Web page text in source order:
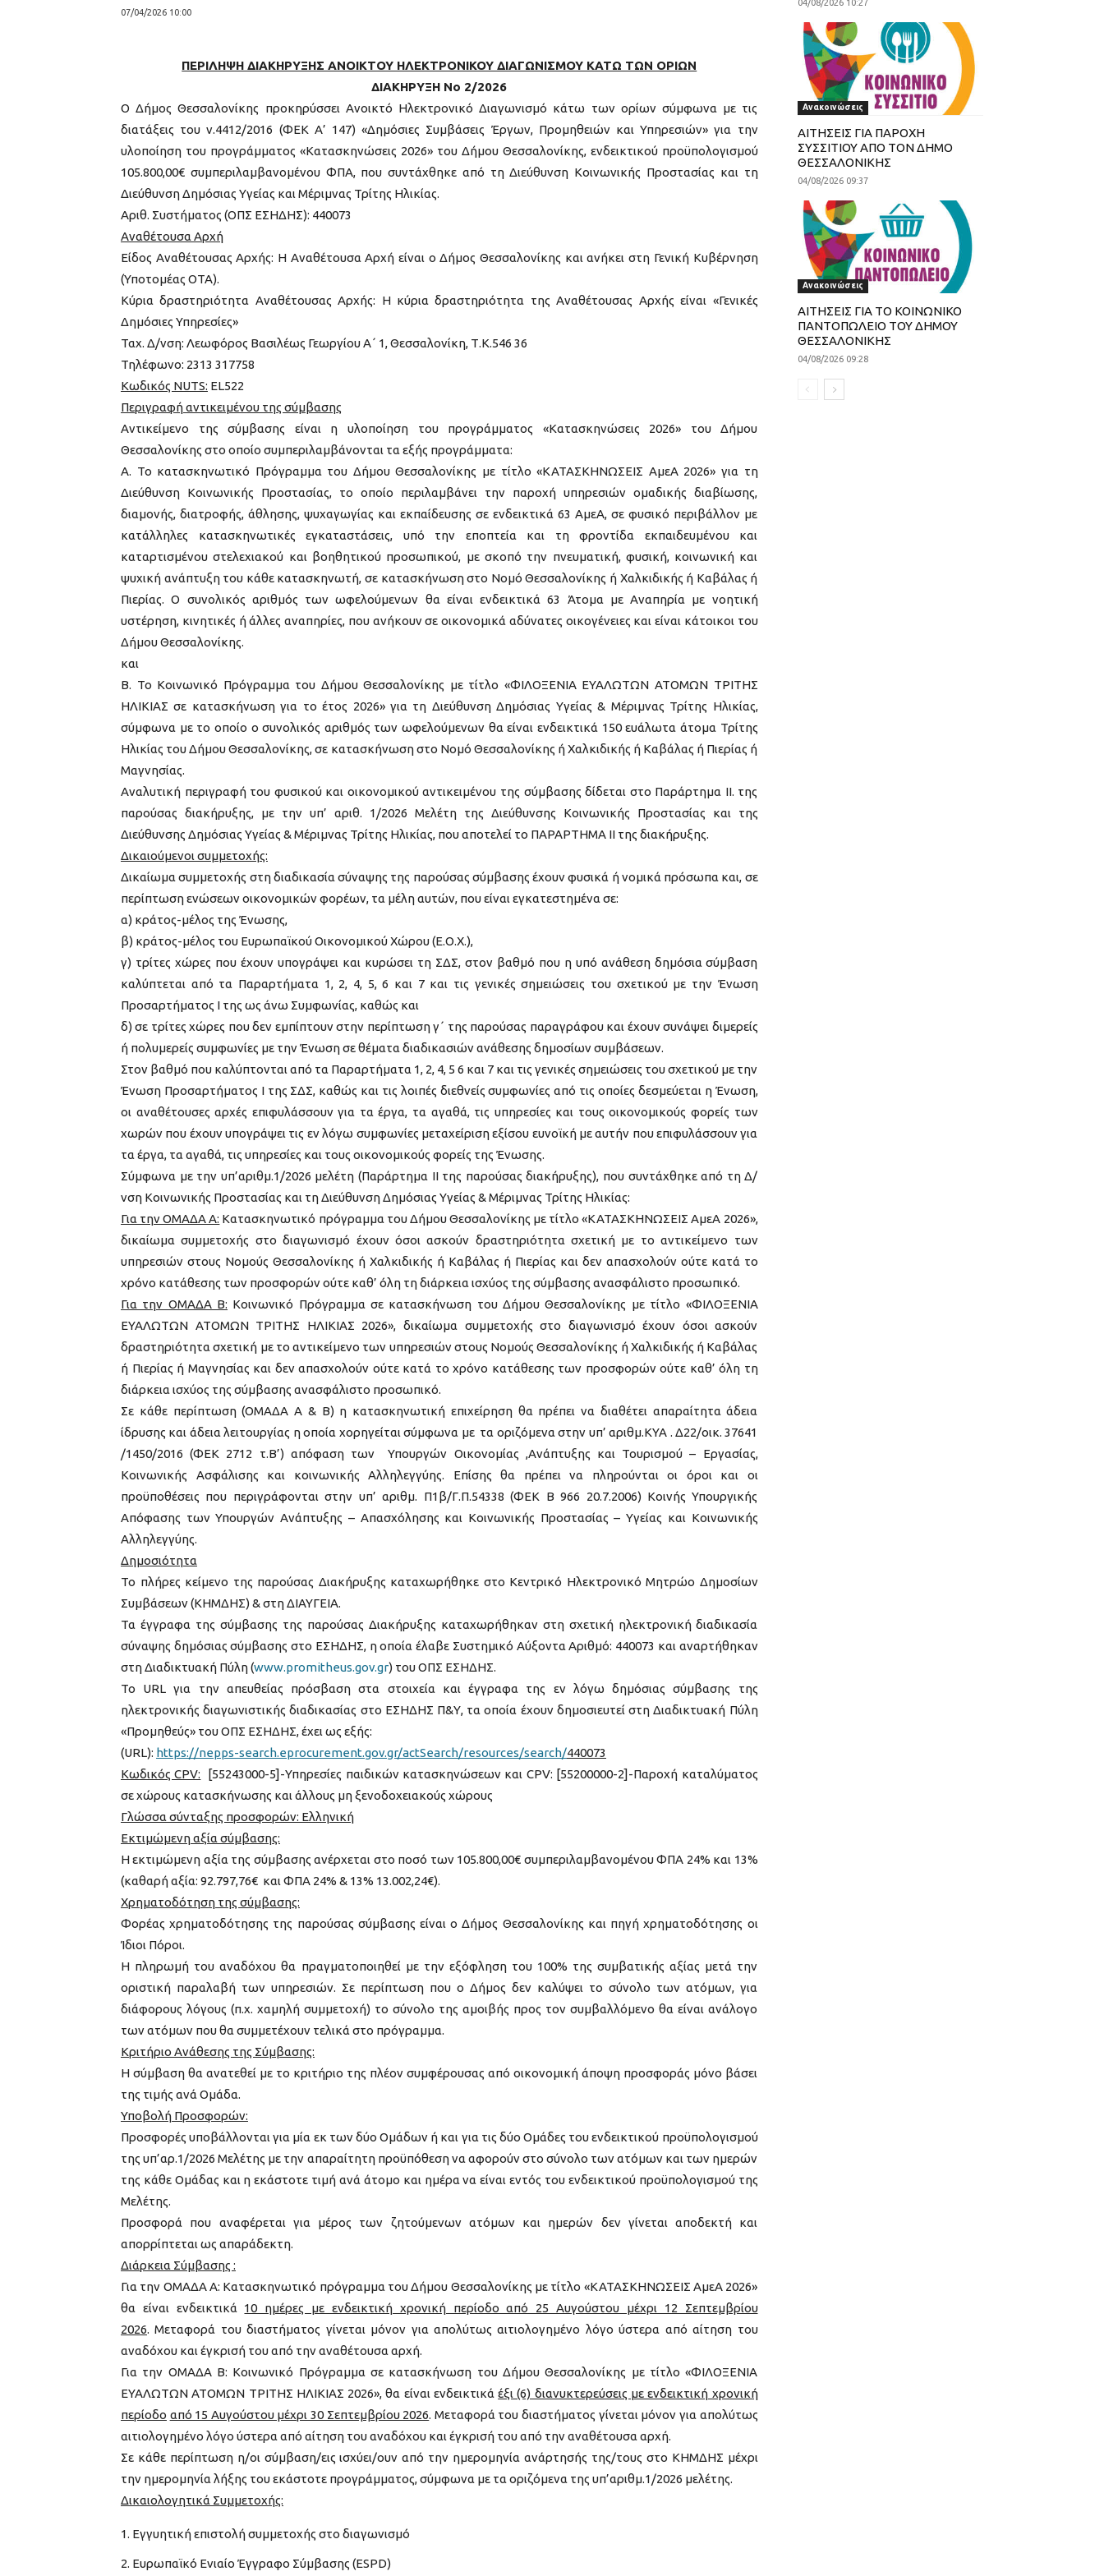
07/04/2026 10:00
ΠΕΡΙΛΗΨΗ ΔΙΑΚΗΡΥΞΗΣ ΑΝΟΙΚΤΟΥ ΗΛΕΚΤΡΟΝΙΚΟΥ ΔΙΑΓΩΝΙΣΜΟΥ KATΩ ΤΩΝ ΟΡΙΩΝ
ΔΙΑΚΗΡΥΞΗ Νο 2/2026
Ο Δήμος Θεσσαλονίκης προκηρύσσει Ανοικτό Ηλεκτρονικό Διαγωνισμό κάτω των ορίων σύμφωνα με τις
διατάξεις του ν.4412/2016 (ΦΕΚ Α’ 147) «Δημόσιες Συμβάσεις Έργων, Προμηθειών και Υπηρεσιών» για την
υλοποίηση του προγράμματος «Κατασκηνώσεις 2026» του Δήμου Θεσσαλονίκης, ενδεικτικού προϋπολογισμού
105.800,00€ συμπεριλαμβανομένου ΦΠΑ, που συντάχθηκε από τη Διεύθυνση Κοινωνικής Προστασίας και τη
Διεύθυνση Δημόσιας Υγείας και Μέριμνας Τρίτης Ηλικίας.
Αριθ. Συστήματος (ΟΠΣ ΕΣΗΔΗΣ): 440073
Αναθέτουσα Αρχή
Είδος Αναθέτουσας Αρχής: Η Αναθέτουσα Αρχή είναι ο Δήμος Θεσσαλονίκης και ανήκει στη Γενική Κυβέρνηση
(Υποτομέας ΟΤΑ).
Κύρια δραστηριότητα Αναθέτουσας Αρχής: Η κύρια δραστηριότητα της Αναθέτουσας Αρχής είναι «Γενικές
Δημόσιες Υπηρεσίες»
Ταχ. Δ/νση: Λεωφόρος Βασιλέως Γεωργίου Α΄ 1, Θεσσαλονίκη, Τ.Κ.546 36
Τηλέφωνο: 2313 317758
Κωδικός NUTS: EL522
Περιγραφή αντικειμένου της σύμβασης
Αντικείμενο της σύμβασης είναι η υλοποίηση του προγράμματος «Κατασκηνώσεις 2026» του Δήμου
Θεσσαλονίκης στο οποίο συμπεριλαμβάνονται τα εξής προγράμματα:
Α. Το κατασκηνωτικό Πρόγραμμα του Δήμου Θεσσαλονίκης με τίτλο «ΚΑΤΑΣΚΗΝΩΣΕΙΣ ΑμεΑ 2026» για τη
Διεύθυνση Κοινωνικής Προστασίας, το οποίο περιλαμβάνει την παροχή υπηρεσιών ομαδικής διαβίωσης,
διαμονής, διατροφής, άθλησης, ψυχαγωγίας και εκπαίδευσης σε ενδεικτικά 63 ΑμεΑ, σε φυσικό περιβάλλον με
κατάλληλες κατασκηνωτικές εγκαταστάσεις, υπό την εποπτεία και τη φροντίδα εκπαιδευμένου και
καταρτισμένου στελεχιακού και βοηθητικού προσωπικού, με σκοπό την πνευματική, φυσική, κοινωνική και
ψυχική ανάπτυξη του κάθε κατασκηνωτή, σε κατασκήνωση στο Νομό Θεσσαλονίκης ή Χαλκιδικής ή Καβάλας ή
Πιερίας. Ο συνολικός αριθμός των ωφελούμενων θα είναι ενδεικτικά 63 Άτομα με Αναπηρία με νοητική
υστέρηση, κινητικές ή άλλες αναπηρίες, που ανήκουν σε οικονομικά αδύνατες οικογένειες και είναι κάτοικοι του
Δήμου Θεσσαλονίκης.
και
Β. Το Κοινωνικό Πρόγραμμα του Δήμου Θεσσαλονίκης με τίτλο «ΦΙΛΟΞΕΝΙΑ ΕΥΑΛΩΤΩΝ ΑΤΟΜΩΝ ΤΡΙΤΗΣ
ΗΛΙΚΙΑΣ σε κατασκήνωση για το έτος 2026» για τη Διεύθυνση Δημόσιας Υγείας & Μέριμνας Τρίτης Ηλικίας,
σύμφωνα με το οποίο ο συνολικός αριθμός των ωφελούμενων θα είναι ενδεικτικά 150 ευάλωτα άτομα Τρίτης
Ηλικίας του Δήμου Θεσσαλονίκης, σε κατασκήνωση στο Νομό Θεσσαλονίκης ή Χαλκιδικής ή Καβάλας ή Πιερίας ή
Μαγνησίας.
Αναλυτική περιγραφή του φυσικού και οικονομικού αντικειμένου της σύμβασης δίδεται στο Παράρτημα ΙΙ. της
παρούσας διακήρυξης, με την υπ’ αριθ. 1/2026 Μελέτη της Διεύθυνσης Κοινωνικής Προστασίας και της
Διεύθυνσης Δημόσιας Υγείας & Μέριμνας Τρίτης Ηλικίας, που αποτελεί το ΠΑΡΑΡΤΗΜΑ ΙΙ της διακήρυξης.
Δικαιούμενοι συμμετοχής:
Δικαίωμα συμμετοχής στη διαδικασία σύναψης της παρούσας σύμβασης έχουν φυσικά ή νομικά πρόσωπα και, σε
περίπτωση ενώσεων οικονομικών φορέων, τα μέλη αυτών, που είναι εγκατεστημένα σε:
α) κράτος-μέλος της Ένωσης,
β) κράτος-μέλος του Ευρωπαϊκού Οικονομικού Χώρου (Ε.Ο.Χ.),
γ) τρίτες χώρες που έχουν υπογράψει και κυρώσει τη ΣΔΣ, στον βαθμό που η υπό ανάθεση δημόσια σύμβαση
καλύπτεται από τα Παραρτήματα 1, 2, 4, 5, 6 και 7 και τις γενικές σημειώσεις του σχετικού με την Ένωση
Προσαρτήματος I της ως άνω Συμφωνίας, καθώς και
δ) σε τρίτες χώρες που δεν εμπίπτουν στην περίπτωση γ΄ της παρούσας παραγράφου και έχουν συνάψει διμερείς
ή πολυμερείς συμφωνίες με την Ένωση σε θέματα διαδικασιών ανάθεσης δημοσίων συμβάσεων.
Στον βαθμό που καλύπτονται από τα Παραρτήματα 1, 2, 4, 5 6 και 7 και τις γενικές σημειώσεις του σχετικού με την
Ένωση Προσαρτήματος I της ΣΔΣ, καθώς και τις λοιπές διεθνείς συμφωνίες από τις οποίες δεσμεύεται η Ένωση,
οι αναθέτουσες αρχές επιφυλάσσουν για τα έργα, τα αγαθά, τις υπηρεσίες και τους οικονομικούς φορείς των
χωρών που έχουν υπογράψει τις εν λόγω συμφωνίες μεταχείριση εξίσου ευνοϊκή με αυτήν που επιφυλάσσουν για
τα έργα, τα αγαθά, τις υπηρεσίες και τους οικονομικούς φορείς της Ένωσης.
Σύμφωνα με την υπ’αριθμ.1/2026 μελέτη (Παράρτημα ΙΙ της παρούσας διακήρυξης), που συντάχθηκε από τη Δ/
νση Κοινωνικής Προστασίας και τη Διεύθυνση Δημόσιας Υγείας & Μέριμνας Τρίτης Ηλικίας:
Για την ΟΜΑΔΑ Α: Κατασκηνωτικό πρόγραμμα του Δήμου Θεσσαλονίκης με τίτλο «ΚΑΤΑΣΚΗΝΩΣΕΙΣ ΑμεΑ 2026»,
δικαίωμα συμμετοχής στο διαγωνισμό έχουν όσοι ασκούν δραστηριότητα σχετική με το αντικείμενο των
υπηρεσιών στους Νομούς Θεσσαλονίκης ή Χαλκιδικής ή Καβάλας ή Πιερίας και δεν απασχολούν ούτε κατά το
χρόνο κατάθεσης των προσφορών ούτε καθ’ όλη τη διάρκεια ισχύος της σύμβασης ανασφάλιστο προσωπικό.
Για την ΟΜΑΔΑ Β: Κοινωνικό Πρόγραμμα σε κατασκήνωση του Δήμου Θεσσαλονίκης με τίτλο «ΦΙΛΟΞΕΝΙΑ
ΕΥΑΛΩΤΩΝ ΑΤΟΜΩΝ ΤΡΙΤΗΣ ΗΛΙΚΙΑΣ 2026», δικαίωμα συμμετοχής στο διαγωνισμό έχουν όσοι ασκούν
δραστηριότητα σχετική με το αντικείμενο των υπηρεσιών στους Νομούς Θεσσαλονίκης ή Χαλκιδικής ή Καβάλας
ή Πιερίας ή Μαγνησίας και δεν απασχολούν ούτε κατά το χρόνο κατάθεσης των προσφορών ούτε καθ’ όλη τη
διάρκεια ισχύος της σύμβασης ανασφάλιστο προσωπικό.
Σε κάθε περίπτωση (ΟΜΑΔΑ Α & Β) η κατασκηνωτική επιχείρηση θα πρέπει να διαθέτει απαραίτητα άδεια
ίδρυσης και άδεια λειτουργίας η οποία χορηγείται σύμφωνα με τα οριζόμενα στην υπ’ αριθμ.ΚΥΑ . Δ22/οικ. 37641
/1450/2016 (ΦΕΚ 2712 τ.Β’) απόφαση των Υπουργών Οικονομίας ,Ανάπτυξης και Τουρισμού – Εργασίας,
Κοινωνικής Ασφάλισης και κοινωνικής Αλληλεγγύης. Επίσης θα πρέπει να πληρούνται οι όροι και οι
προϋποθέσεις που περιγράφονται στην υπ’ αριθμ. Π1β/Γ.Π.54338 (ΦΕΚ Β 966 20.7.2006) Κοινής Υπουργικής
Απόφασης των Υπουργών Ανάπτυξης – Απασχόλησης και Κοινωνικής Προστασίας – Υγείας και Κοινωνικής
Αλληλεγγύης.
Δημοσιότητα
Το πλήρες κείμενο της παρούσας Διακήρυξης καταχωρήθηκε στο Κεντρικό Ηλεκτρονικό Μητρώο Δημοσίων
Συμβάσεων (ΚΗΜΔΗΣ) & στη ΔΙΑΥΓΕΙΑ.
Τα έγγραφα της σύμβασης της παρούσας Διακήρυξης καταχωρήθηκαν στη σχετική ηλεκτρονική διαδικασία
σύναψης δημόσιας σύμβασης στο ΕΣΗΔΗΣ, η οποία έλαβε Συστημικό Αύξοντα Αριθμό: 440073 και αναρτήθηκαν
στη Διαδικτυακή Πύλη (www.promitheus.gov.gr) του ΟΠΣ ΕΣΗΔΗΣ.
Το URL για την απευθείας πρόσβαση στα στοιχεία και έγγραφα της εν λόγω δημόσιας σύμβασης της
ηλεκτρονικής διαγωνιστικής διαδικασίας στο ΕΣΗΔΗΣ Π&Υ, τα οποία έχουν δημοσιευτεί στη Διαδικτυακή Πύλη
«Προμηθεύς» του ΟΠΣ ΕΣΗΔΗΣ, έχει ως εξής:
(URL): https://nepps-search.eprocurement.gov.gr/actSearch/resources/search/440073
Κωδικός CPV: [55243000-5]-Υπηρεσίες παιδικών κατασκηνώσεων και CPV: [55200000-2]-Παροχή καταλύματος
σε χώρους κατασκήνωσης και άλλους μη ξενοδοχειακούς χώρους
Γλώσσα σύνταξης προσφορών: Ελληνική
Εκτιμώμενη αξία σύμβασης:
Η εκτιμώμενη αξία της σύμβασης ανέρχεται στο ποσό των 105.800,00€ συμπεριλαμβανομένου ΦΠΑ 24% και 13%
(καθαρή αξία: 92.797,76€ και ΦΠΑ 24% & 13% 13.002,24€).
Χρηματοδότηση της σύμβασης:
Φορέας χρηματοδότησης της παρούσας σύμβασης είναι ο Δήμος Θεσσαλονίκης και πηγή χρηματοδότησης οι
Ίδιοι Πόροι.
Η πληρωμή του αναδόχου θα πραγματοποιηθεί με την εξόφληση του 100% της συμβατικής αξίας μετά την
οριστική παραλαβή των υπηρεσιών. Σε περίπτωση που ο Δήμος δεν καλύψει το σύνολο των ατόμων, για
διάφορους λόγους (π.χ. χαμηλή συμμετοχή) το σύνολο της αμοιβής προς τον συμβαλλόμενο θα είναι ανάλογο
των ατόμων που θα συμμετέχουν τελικά στο πρόγραμμα.
Κριτήριο Ανάθεσης της Σύμβασης:
Η σύμβαση θα ανατεθεί με το κριτήριο της πλέον συμφέρουσας από οικονομική άποψη προσφοράς μόνο βάσει
της τιμής ανά Ομάδα.
Υποβολή Προσφορών:
Προσφορές υποβάλλονται για μία εκ των δύο Ομάδων ή και για τις δύο Ομάδες του ενδεικτικού προϋπολογισμού
της υπ’αρ.1/2026 Μελέτης με την απαραίτητη προϋπόθεση να αφορούν στο σύνολο των ατόμων και των ημερών
της κάθε Ομάδας και η εκάστοτε τιμή ανά άτομο και ημέρα να είναι εντός του ενδεικτικού προϋπολογισμού της
Μελέτης.
Προσφορά που αναφέρεται για μέρος των ζητούμενων ατόμων και ημερών δεν γίνεται αποδεκτή και
απορρίπτεται ως απαράδεκτη.
Διάρκεια Σύμβασης :
Για την ΟΜΑΔΑ Α: Κατασκηνωτικό πρόγραμμα του Δήμου Θεσσαλονίκης με τίτλο «ΚΑΤΑΣΚΗΝΩΣΕΙΣ ΑμεΑ 2026»
θα είναι ενδεικτικά 10 ημέρες με ενδεικτική χρονική περίοδο από 25 Αυγούστου μέχρι 12 Σεπτεμβρίου
2026. Μεταφορά του διαστήματος γίνεται μόνον για απολύτως αιτιολογημένο λόγο ύστερα από αίτηση του
αναδόχου και έγκρισή του από την αναθέτουσα αρχή.
Για την ΟΜΑΔΑ Β: Κοινωνικό Πρόγραμμα σε κατασκήνωση του Δήμου Θεσσαλονίκης με τίτλο «ΦΙΛΟΞΕΝΙΑ
ΕΥΑΛΩΤΩΝ ΑΤΟΜΩΝ ΤΡΙΤΗΣ ΗΛΙΚΙΑΣ 2026», θα είναι ενδεικτικάέξι (6) διανυκτερεύσεις με ενδεικτική χρονική
περίοδο από 15 Αυγούστου μέχρι 30 Σεπτεμβρίου 2026. Μεταφορά του διαστήματος γίνεται μόνον για απολύτως
αιτιολογημένο λόγο ύστερα από αίτηση του αναδόχου και έγκρισή του από την αναθέτουσα αρχή.
Σε κάθε περίπτωση η/οι σύμβαση/εις ισχύει/ουν από την ημερομηνία ανάρτησής της/τους στο ΚΗΜΔΗΣ μέχρι
την ημερομηνία λήξης του εκάστοτε προγράμματος, σύμφωνα με τα οριζόμενα της υπ’αριθμ.1/2026 μελέτης.
Δικαιολογητικά Συμμετοχής:
Εγγυητική επιστολή συμμετοχής στο διαγωνισμό
Ευρωπαϊκό Ενιαίο Έγγραφο Σύμβασης (ESPD)
04/08/2026 10:27
Ανακοινώσεις
ΑΙΤΗΣΕΙΣ ΓΙΑ ΠΑΡΟΧΗ
ΣΥΣΣΙΤΙΟΥ ΑΠΟ ΤΟΝ ΔΗΜΟ
ΘΕΣΣΑΛΟΝΙΚΗΣ
04/08/2026 09:37
Ανακοινώσεις
ΑΙΤΗΣΕΙΣ ΓΙΑ ΤΟ ΚΟΙΝΩΝΙΚΟ
ΠΑΝΤΟΠΩΛΕΙΟ ΤΟΥ ΔΗΜΟΥ
ΘΕΣΣΑΛΟΝΙΚΗΣ
04/08/2026 09:28